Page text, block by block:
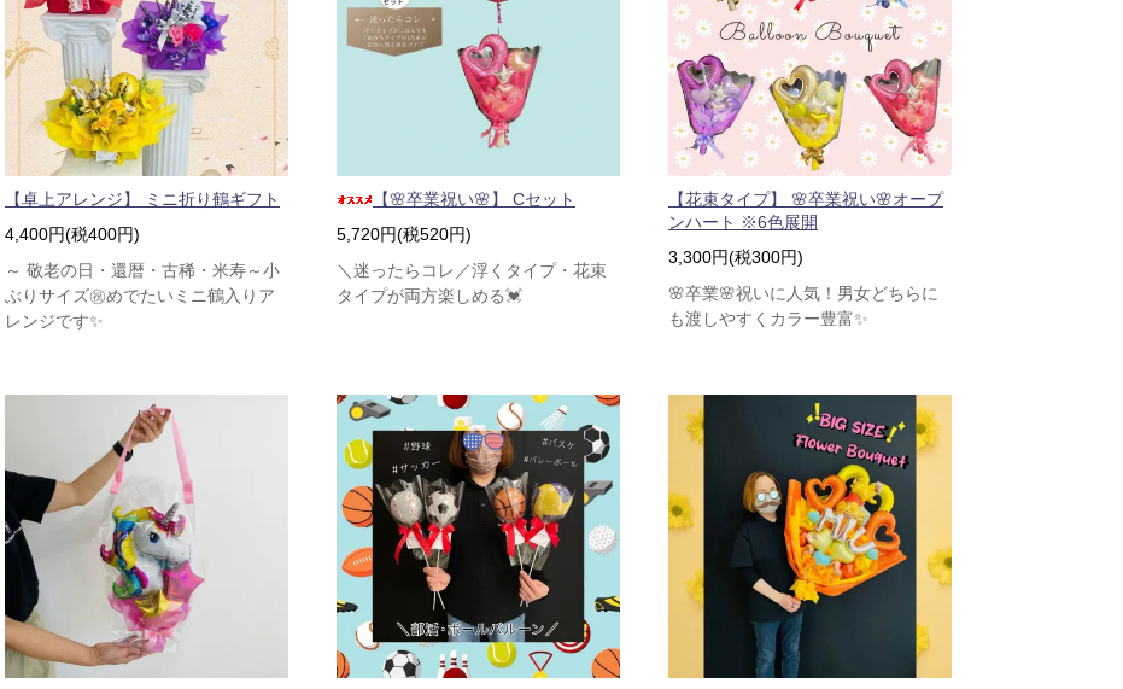
【卓上アレンジ】 ミニ折り鶴ギフト
4,400円(税400円)
～ 敬老の日・還暦・古稀・米寿～小
ぶりサイズ㊗めでたいミニ鶴入りア
レンジです✨
【🌸卒業祝い🌸】 Cセット
5,720円(税520円)
＼迷ったらコレ／浮くタイプ・花束
タイプが両方楽しめる💓
【花束タイプ】 🌸卒業祝い🌸オープ
ンハート ※6色展開
3,300円(税300円)
🌸卒業🌸祝いに人気！男女どちらに
も渡しやすくカラー豊富✨